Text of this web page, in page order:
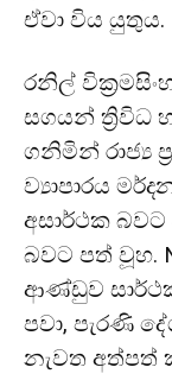
ඒවා විය යුතුය.
රනිල්
සගයන් ත්‍රිවිධ
ගනිමින් රාජ්‍ය
ව්‍යාපාරය
අසාර්ථක
බවට පත් වූහ.
ආණ්ඩුව
පවා, පැරණි
නැවත අත්පත්